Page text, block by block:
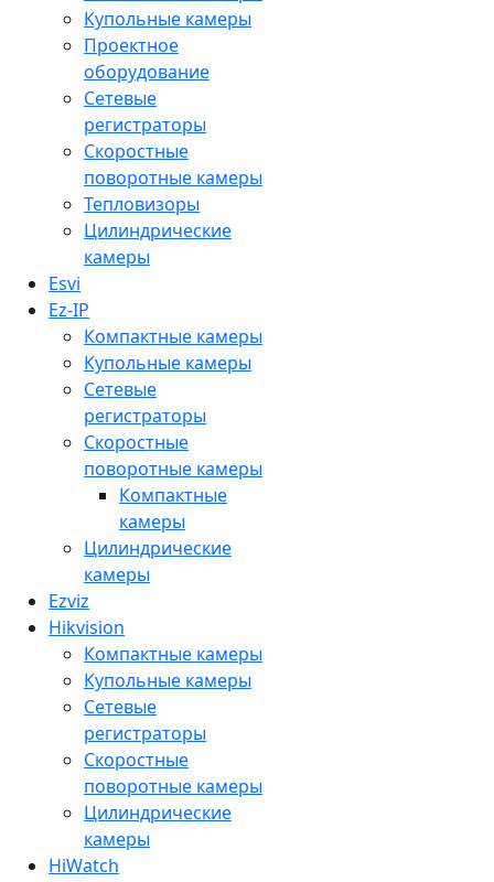
Купольные камеры
Проектное
оборудование
Сетевые
регистраторы
Скоростные
поворотные камеры
Тепловизоры
Цилиндрические
камеры
Esvi
Ez-IP
Компактные камеры
Купольные камеры
Сетевые
регистраторы
Скоростные
поворотные камеры
Компактные
камеры
Цилиндрические
камеры
Ezviz
Hikvision
Компактные камеры
Купольные камеры
Сетевые
регистраторы
Скоростные
поворотные камеры
Цилиндрические
камеры
HiWatch